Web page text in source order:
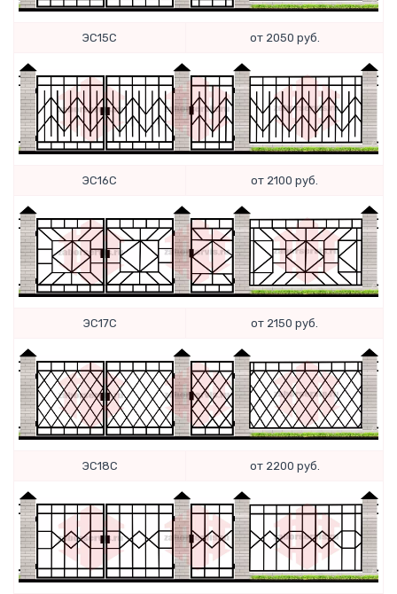
ЭС15С от 2050 руб.
ЭС16С от 2100 руб.
ЭС17С от 2150 руб.
ЭС18С от 2200 руб.